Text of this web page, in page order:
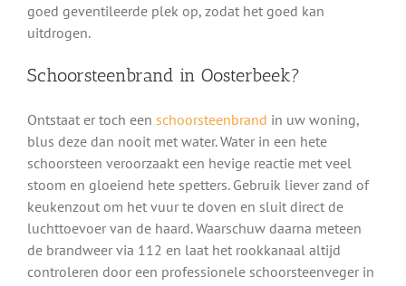
goed geventileerde plek op, zodat het goed kan
uitdrogen.
Schoorsteenbrand in Oosterbeek?
Ontstaat er toch een schoorsteenbrand in uw woning,
blus deze dan nooit met water. Water in een hete
schoorsteen veroorzaakt een hevige reactie met veel
stoom en gloeiend hete spetters. Gebruik liever zand of
keukenzout om het vuur te doven en sluit direct de
luchttoevoer van de haard. Waarschuw daarna meteen
de brandweer via 112 en laat het rookkanaal altijd
controleren door een professionele schoorsteenveger in